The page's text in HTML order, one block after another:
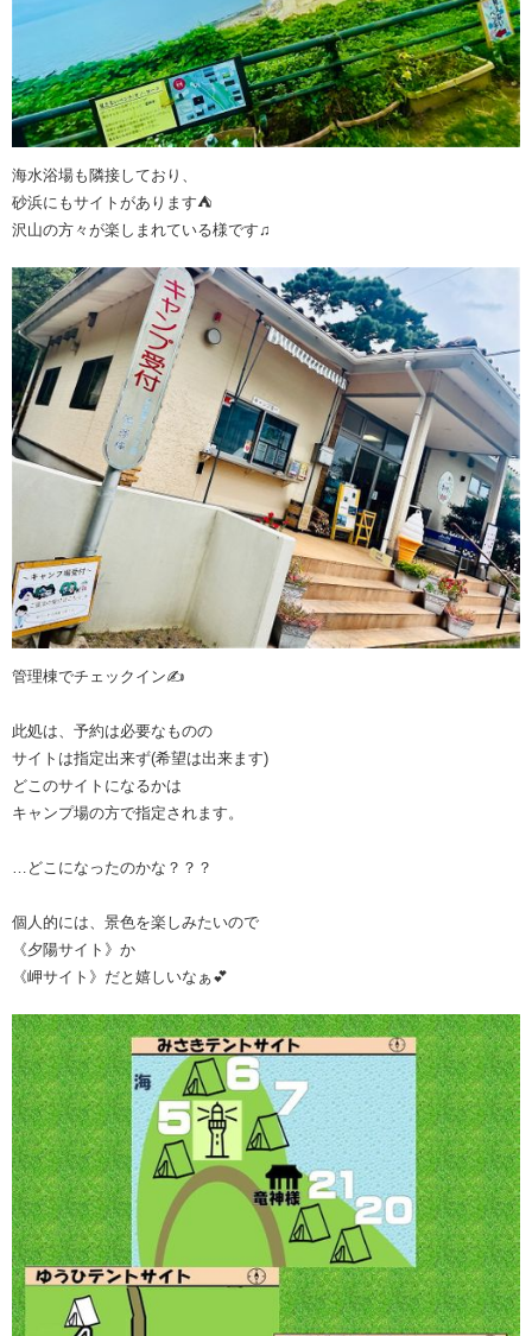
海水浴場も隣接しており、
砂浜にもサイトがあります⛺️
沢山の方々が楽しまれている様です♫
管理棟でチェックイン✍️
此処は、予約は必要なものの
サイトは指定出来ず(希望は出来ます)
どこのサイトになるかは
キャンプ場の方で指定されます。
…どこになったのかな？？？
個人的には、景色を楽しみたいので
《夕陽サイト》か
《岬サイト》だと嬉しいなぁ💕